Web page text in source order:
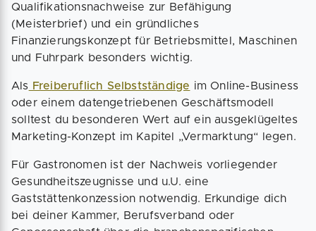
Qualifikationsnachweise zur Befähigung
(Meisterbrief) und ein gründliches
Finanzierungskonzept für Betriebsmittel, Maschinen
und Fuhrpark besonders wichtig.
Als Freiberuflich Selbstständige im Online-Business
oder einem datengetriebenen Geschäftsmodell
solltest du besonderen Wert auf ein ausgeklügeltes
Marketing-Konzept im Kapitel „Vermarktung“ legen.
Für Gastronomen ist der Nachweis vorliegender
Gesundheitszeugnisse und u.U. eine
Gaststättenkonzession notwendig. Erkundige dich
bei deiner Kammer, Berufsverband oder